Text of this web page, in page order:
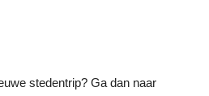
stedentrip? Ga dan naar